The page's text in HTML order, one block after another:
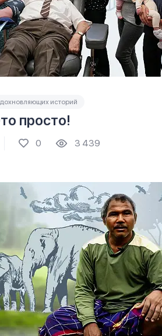
историй
просто!
0 3 439